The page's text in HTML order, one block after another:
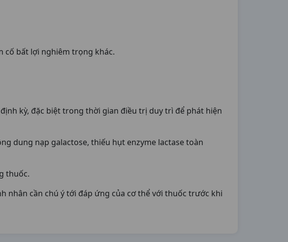
cố bất lợi nghiêm trọng khác.
kỳ, đặc biệt trong thời gian điều trị duy trì để phát hiện
dung nạp galactose, thiếu hụt enzyme lactase toàn
thuốc.
nhân cần chú ý tới đáp ứng của cơ thể với thuốc trước khi